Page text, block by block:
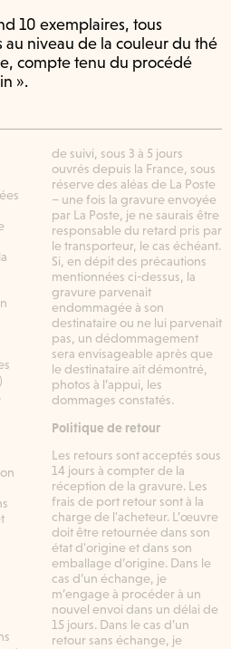
10 exemplaires, tous
niveau de la couleur du thé
compte tenu du procédé
».
de suivi, sous 3 à 5 jours
ouvrés depuis la France, sous
réserve des aléas de La Poste
– une fois la gravure envoyée
par La Poste, je ne saurais être
responsable du retard pris par
le transporteur, le cas échéant.
Si, en dépit des précautions
mentionnées ci-dessus, la
gravure parvenait
endommagée à son
destinataire ou ne lui parvenait
pas, un dédommagement
sera envisageable après que
le destinataire ait démontré,
photos à l’appui, les
dommages constatés.
Politique de retour
Les retours sont acceptés sous
14 jours à compter de la
réception de la gravure. Les
frais de port retour sont à la
charge de l'acheteur. L’œuvre
doit être retournée dans son
état d'origine et dans son
emballage d’origine. Dans le
cas d’un échange, je
m’engage à procéder à un
nouvel envoi dans un délai de
15 jours. Dans le cas d’un
retour sans échange, je